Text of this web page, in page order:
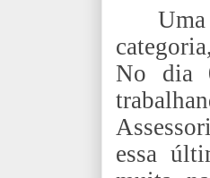
No dia
essa